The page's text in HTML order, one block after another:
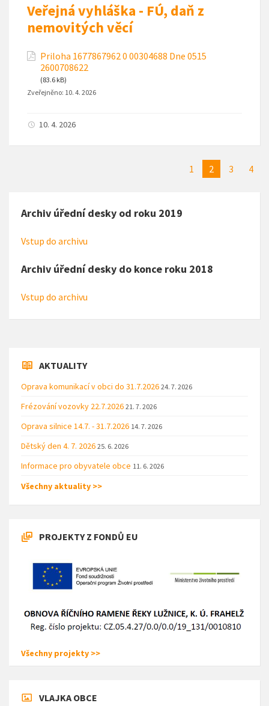
Veřejná vyhláška - FÚ, daň z
nemovitých věcí
Priloha 1677867962 0 00304688 Dne 0515
2600708622
(83.6 kB)
Zveřejněno: 10. 4. 2026
10. 4. 2026
1 2 3 4
Archiv úřední desky od roku 2019
Vstup do archivu
Archiv úřední desky do konce roku 2018
Vstup do archivu
AKTUALITY
Oprava komunikací v obci do 31.7.2026 24. 7. 2026
Frézování vozovky 22.7.2026 21. 7. 2026
Oprava silnice 14.7. - 31.7.2026 14. 7. 2026
Dětský den 4. 7. 2026 25. 6. 2026
Informace pro obyvatele obce 11. 6. 2026
Všechny aktuality >>
PROJEKTY Z FONDŮ EU
Všechny projekty >>
VLAJKA OBCE